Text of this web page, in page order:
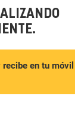
en tu móvil